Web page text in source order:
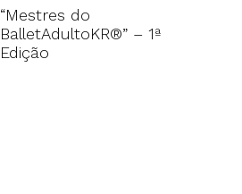
“Mestres do
BalletAdultoKR®” – 1ª
Edição